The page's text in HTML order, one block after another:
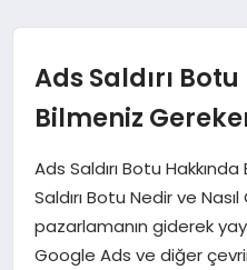
EKONOMI
EĞITIM
MAGAZIN
SPOR
Ads Saldırı
Bilmeniz
Ads Saldırı Botu
Saldırı Botu Nedir ve
pazarlamanın giderek
Google Ads ve diğer